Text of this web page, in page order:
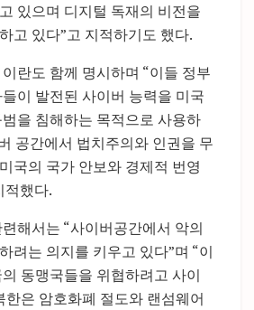
있으며 디지털 독재의 비전을
고 있다”고 지적하기도 했다.
란도 함께 명시하며 “이들 정부
이 발전된 사이버 능력을 미국
을 침해하는 목적으로 사용하
공간에서 법치주의와 인권을 무
국의 국가 안보와 경제적 번영
적했다.
해서는 “사이버공간에서 악의
려는 의지를 키우고 있다”며 “이
동맹국들을 위협하려고 사이
한은 암호화폐 절도와 랜섬웨어